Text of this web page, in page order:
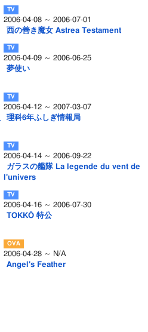
2006-04-08 ～ 2006-07-01
西の善き魔女 Astrea Testament
2006-04-09 ～ 2006-06-25
夢使い
2006-04-12 ～ 2007-03-07
理科6年ふしぎ情報局
2006-04-14 ～ 2006-09-22
ガラスの艦隊 La legende du vent de
l'univers
2006-04-16 ～ 2006-07-30
TOKKÔ 特公
2006-04-28 ～ N/A
Angel's Feather